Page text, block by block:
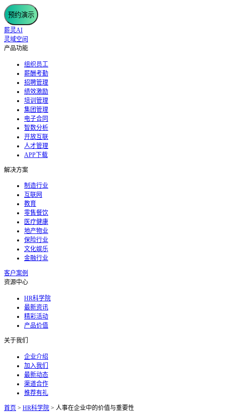
预约演示
薪灵AI
灵域空间
产品功能
组织员工
薪酬考勤
招聘管理
绩效激励
培训管理
集团管理
电子合同
智数分析
开放互联
人才管理
APP下载
解决方案
制造行业
互联网
教育
零售餐饮
医疗健康
地产物业
保险行业
文化娱乐
金融行业
客户案例
资源中心
HR科学院
最新资讯
精彩活动
产品价值
关于我们
企业介绍
加入我们
最新动态
渠道合作
推荐有礼
首页 > HR科学院 > 人事在企业中的价值与重要性